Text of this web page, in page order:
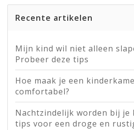
Recente artikelen
Mijn kind wil niet alleen
Probeer deze tips
Hoe maak je een
comfortabel?
Nachtzindelijk worden bij je
tips voor een droge en